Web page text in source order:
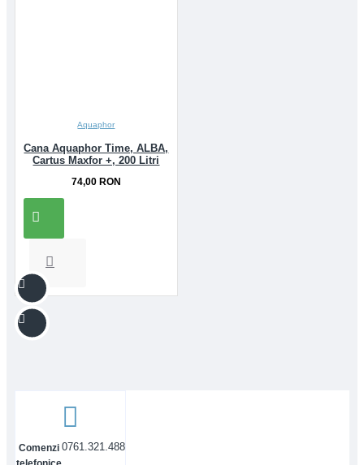
Aquaphor
Cana Aquaphor Time, ALBA,
Cartus Maxfor +, 200 Litri
74,00 RON
Comenzi 0761.321.488